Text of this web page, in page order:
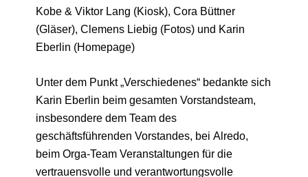
Kobe & Viktor Lang (Kiosk), Cora Büttner
(Gläser), Clemens Liebig (Fotos) und Karin
Eberlin (Homepage)
Unter dem Punkt „Verschiedenes“ bedankte sich
Karin Eberlin beim gesamten Vorstandsteam,
insbesondere dem Team des
geschäftsführenden Vorstandes, bei Alredo,
beim Orga-Team Veranstaltungen für die
vertrauensvolle und verantwortungsvolle